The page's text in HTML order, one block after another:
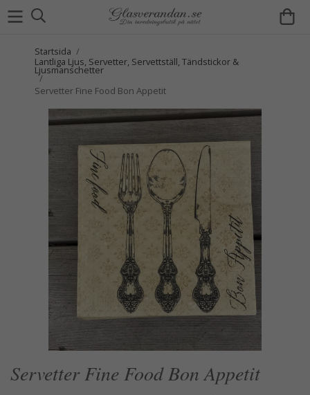
Startsida /
Lantliga Ljus, Servetter, Servettställ, Tändstickor &
Ljusmanschetter
/
Servetter Fine Food Bon Appetit
Servetter Fine Food Bon Appetit